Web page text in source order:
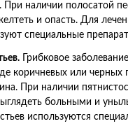
При наличии полосатой
и опасть. Для
специальные
Грибковое
коричневых или черных
При наличии
больными и
используются